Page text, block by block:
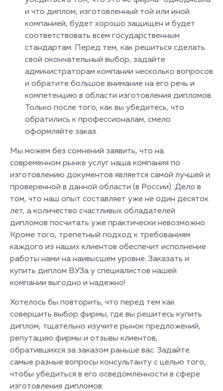
и что диплом, изготовленный той или иной
компанией, будет хорошо защищен и будет
соответствовать всем государственным
стандартам. Перед тем, как решиться сделать
свой окончательный выбор, задайте
администраторам компании несколько вопросов
и обратите большое внимание на его речь и
компетенцию в области изготовления дипломов.
Только после того, как вы убедитесь, что
обратились к профессионалам, смело
оформляйте заказ.
Мы можем без сомнений заявить, что на
современном рынке услуг наша компания по
изготовлению документов является самой лучшей и
проверенной в данной области (в России). Дело в
том, что наш опыт составляет уже не один десяток
лет, а количество счастливых обладателей
дипломов посчитать уже практически невозможно.
Кроме того, трепетный подход к требованиям
каждого из наших клиентов обеспечит исполнение
работы нами на наивысшем уровне. Заказать и
купить диплом ВУЗа у специалистов нашей
компании выгодно и надежно!
Хотелось бы повторить, что перед тем как
совершить выбор фирмы, где вы решитесь купить
диплом, тщательно изучите рынок предложений,
репутацию фирмы и отзывы клиентов,
обратившихся за заказом раньше вас. Задайте
самые разные вопросы консультанту с целью того,
чтобы убедиться в его осведомленности в сфере
изготовления дипломов.